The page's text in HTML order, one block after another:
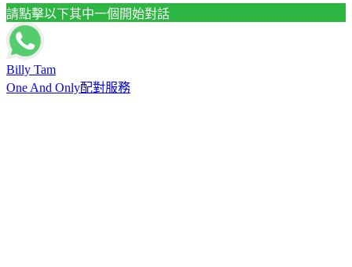
請點擊以下其中一個開始對話
Billy Tam
One And Only配對服務